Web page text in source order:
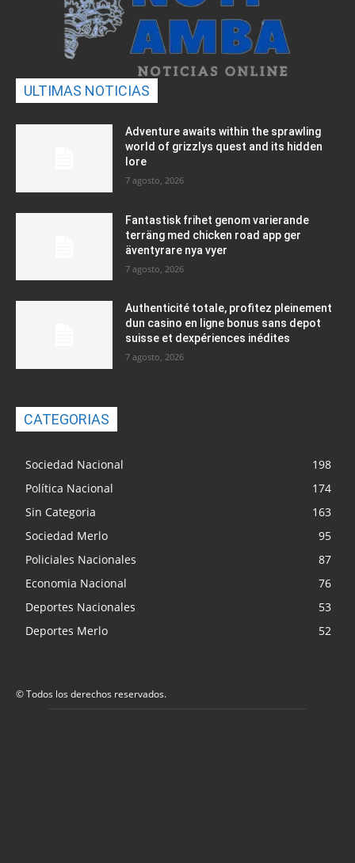
ULTIMAS NOTICIAS
Adventure awaits within the sprawling
world of grizzlys quest and its hidden
lore
7 agosto, 2026
Fantastisk frihet genom varierande
terräng med chicken road app ger
äventyrare nya vyer
7 agosto, 2026
Authenticité totale, profitez pleinement
dun casino en ligne bonus sans depot
suisse et dexpériences inédites
7 agosto, 2026
CATEGORIAS
Sociedad Nacional
198
Política Nacional
174
Sin Categoria
163
Sociedad Merlo
95
Policiales Nacionales
87
Economia Nacional
76
Deportes Nacionales
53
Deportes Merlo
52
© Todos los derechos reservados.